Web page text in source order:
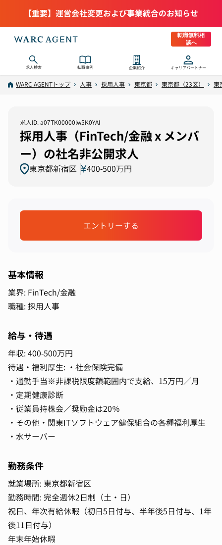
【重要】運営会社変更および事業統合のお知らせ
転職無料相
談へ
求人検索 転職事例 企業紹介 キャリアパートナー
WARC AGENTトップ 人事 採用人事 東京都 東京都（23区） 東
求人ID: a07TK00000lw5K0YAI
採用人事（FinTech/金融 x メンバ
ー）の社名非公開求人
東京都新宿区 400-500万円
エントリーする
基本情報
業界: FinTech/金融
職種: 採用人事
給与・待遇
年収: 400-500万円
待遇・福利厚生: ・社会保険完備
・通勤手当※非課税限度額範囲内で支給、15万円／月
・定期健康診断
・従業員持株会／奨励金は20％
・その他・関東ITソフトウェア健保組合の各種福利厚生
・水サーバー
勤務条件
就業場所: 東京都新宿区
勤務時間: 完全週休2日制（土・日）
祝日、年次有給休暇（初日5日付与、半年後5日付与、1年
後11日付与）
年末年始休暇